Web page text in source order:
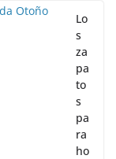
Lo
s
za
pa
to
s
pa
ra
ho